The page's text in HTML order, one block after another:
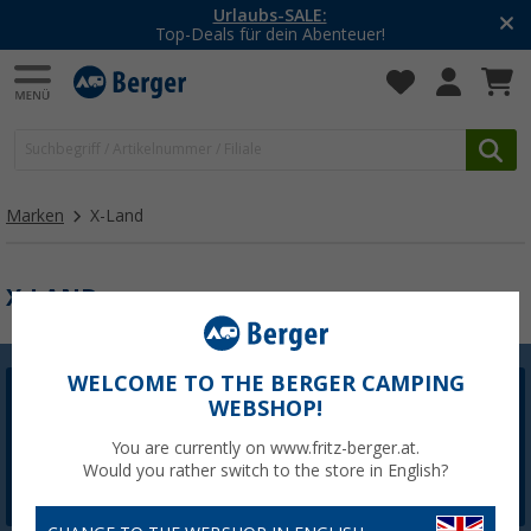
Urlaubs-SALE:
Top-Deals für dein Abenteuer!
Marken X-Land
X-LAND
Berger Newsletter
5,- € Willkommensgutschein sichern
WELCOME TO THE BERGER CAMPING
WEBSHOP!
You are currently on www.fritz-berger.at.
Would you rather switch to the store in English?